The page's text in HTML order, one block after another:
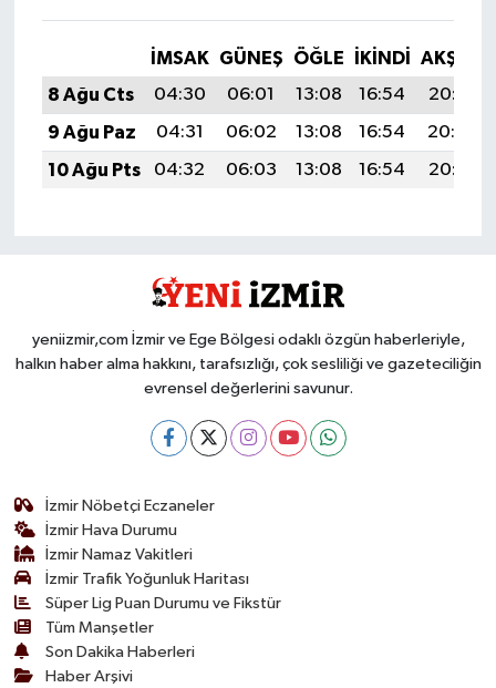
İMSAK GÜNEŞ ÖĞLE İKINDI
AKŞAM
8 Ağu Cts
04:30 06:01 13:08 16:54
20:05
9 Ağu Paz
04:31 06:02 13:08 16:54
20:04
10 Ağu Pts
04:32 06:03 13:08 16:54 20:03
yeniizmir,com İzmir ve Ege Bölgesi odaklı özgün haberleriyle,
halkın haber alma hakkını, tarafsızlığı, çok sesliliği ve gazeteciliğin
evrensel değerlerini savunur.
İzmir Nöbetçi Eczaneler
İzmir Hava Durumu
İzmir Namaz Vakitleri
İzmir Trafik Yoğunluk Haritası
Süper Lig Puan Durumu ve Fikstür
Tüm Manşetler
Son Dakika Haberleri
Haber Arşivi